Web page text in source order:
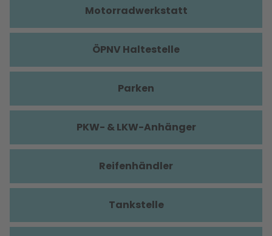
Motorradwerkstatt
ÖPNV Haltestelle
Parken
PKW- & LKW-Anhänger
Reifenhändler
Tankstelle